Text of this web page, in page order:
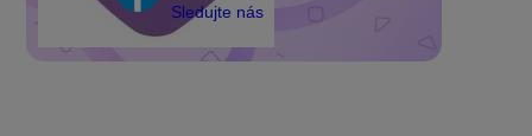
Sledujte nás